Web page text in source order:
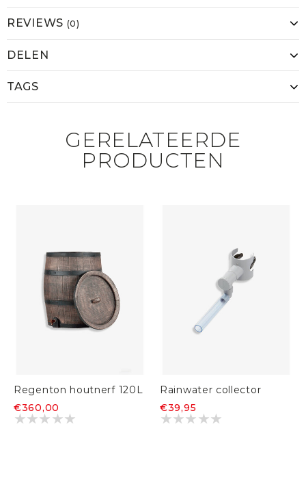
REVIEWS (0)
DELEN
TAGS
GERELATEERDE
PRODUCTEN
Regenton houtnerf 120L
€360,00
Rainwater collector
€39,95